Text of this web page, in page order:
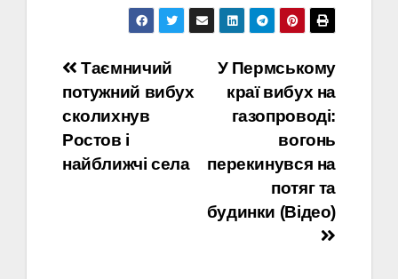
Навігація
записів
У Пермському
краї вибух на
газопроводі:
вогонь
перекинувся на
потяг та
будинки (Відео)
Таємничий
потужний вибух
сколихнув
Ростов і
найближчі села